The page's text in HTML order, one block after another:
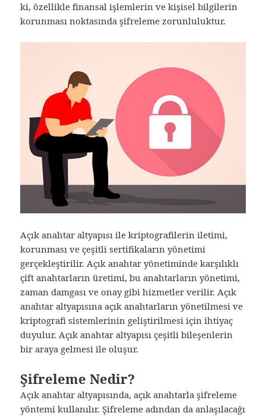
ki, özellikle finansal işlemlerin ve kişisel bilgilerin
korunması noktasında şifreleme zorunluluktur.
Açık anahtar altyapısı ile kriptografilerin iletimi,
korunması ve çeşitli sertifikaların yönetimi
gerçekleştirilir. Açık anahtar yönetiminde karşılıklı
çift anahtarların üretimi, bu anahtarların yönetimi,
zaman damgası ve onay gibi hizmetler verilir. Açık
anahtar altyapısına açık anahtarların yönetilmesi ve
kriptografi sistemlerinin geliştirilmesi için ihtiyaç
duyulur. Açık anahtar altyapısı çeşitli bileşenlerin
bir araya gelmesi ile oluşur.
Şifreleme Nedir?
Açık anahtar altyapısında, açık anahtarla şifreleme
yöntemi kullanılır. Şifreleme adından da anlaşılacağı